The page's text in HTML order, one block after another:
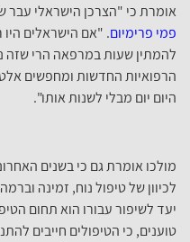
אומרת כי "הצרכן הישראלי עבר
פמי פרימיום. "אם הישראלים היו
להמתין שעות במרפאה הרי שזה
הרפואיות החדשות ומחפשים
היום יום מבלי לשנות אותו".
מולכו אומרת גם כי בשנים
לכיוון של טיפול נוח, זמינה
יעד לשיפור עבורו הוא תחום
טוענים, כי הטיפולים חייבים